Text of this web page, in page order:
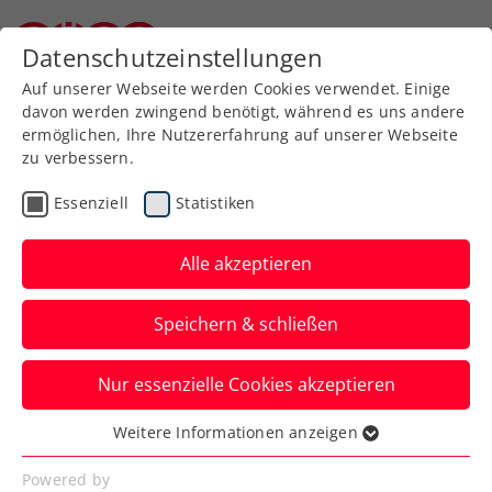
Zurück zur Newsübersicht
Allgemeine Klasse
Damen Generationen
Doppel Turnier 2025
Die Spielerinnen müssen miteinander
verwandt sein und einen
Altersunterscheid von 15 Jahren
aufweisen!
Verfasst von: Martin Florian, 16.10.2025
Datenschutzeinstellungen
Auf unserer Webseite werden Cookies verwendet. Einige
davon werden zwingend benötigt, während es uns andere
ermöglichen, Ihre Nutzererfahrung auf unserer Webseite
zu verbessern.
Essenziell Statistiken
Alle akzeptieren
Speichern & schließen
Nur essenzielle Cookies akzeptieren
Essenziell
Essenzielle Cookies werden für grundlegende
Weitere Informationen anzeigen
Powered by